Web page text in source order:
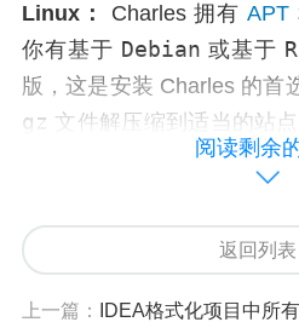
Linux： Charles 拥有APT
你有基于 Debian 或基于
版，这是安装 Charles 的首
gz 文件解压缩到适当的站
harles 并且正在进行升级
charles脚本启动 Charles
如果使用 Firefox，也可以下
阅读剩余
返回列表
上一篇：
IDEA格式化项目中所